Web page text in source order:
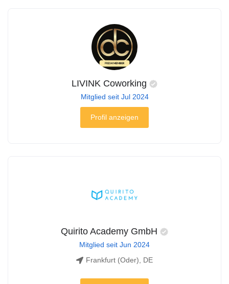
LIVINK Coworking
Mitglied seit Jul 2024
Profil anzeigen
Quirito Academy GmbH
Mitglied seit Jun 2024
Frankfurt (Oder), DE